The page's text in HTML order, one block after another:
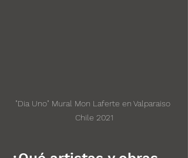
"Dia Uno" Mural Mon Laferte en Valparaiso
Chile 2021